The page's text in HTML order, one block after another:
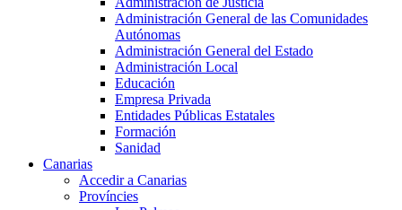
Administración General de las Comunidades
Autónomas
Administración General del Estado
Administración Local
Educación
Empresa Privada
Entidades Públicas Estatales
Formación
Sanidad
Canarias
Accedir a Canarias
Províncies